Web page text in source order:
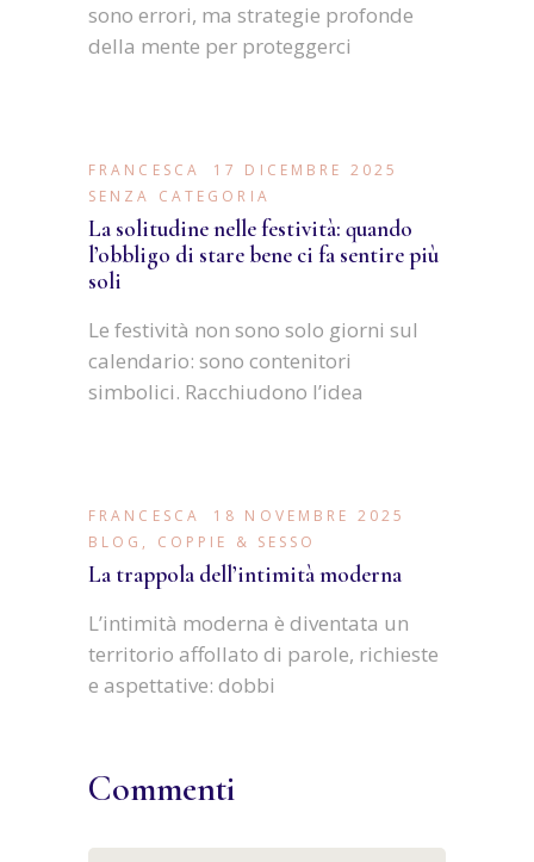
sono errori, ma strategie profonde
della mente per proteggerci
FRANCESCA
17 DICEMBRE 2025
SENZA CATEGORIA
La solitudine nelle festività: quando
l’obbligo di stare bene ci fa sentire più
soli
Le festività non sono solo giorni sul
calendario: sono contenitori
simbolici. Racchiudono l’idea
FRANCESCA
18 NOVEMBRE 2025
BLOG , COPPIE & SESSO
La trappola dell’intimità moderna
L’intimità moderna è diventata un
territorio affollato di parole, richieste
e aspettative: dobbi
Commenti